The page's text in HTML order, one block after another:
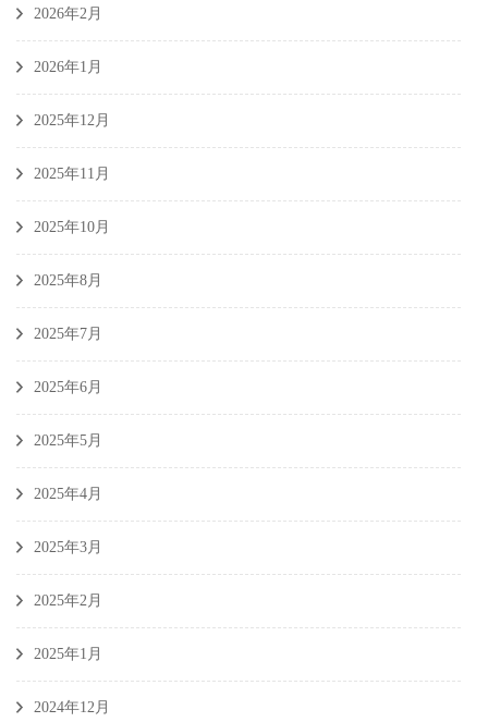
2026年2月
2026年1月
2025年12月
2025年11月
2025年10月
2025年8月
2025年7月
2025年6月
2025年5月
2025年4月
2025年3月
2025年2月
2025年1月
2024年12月